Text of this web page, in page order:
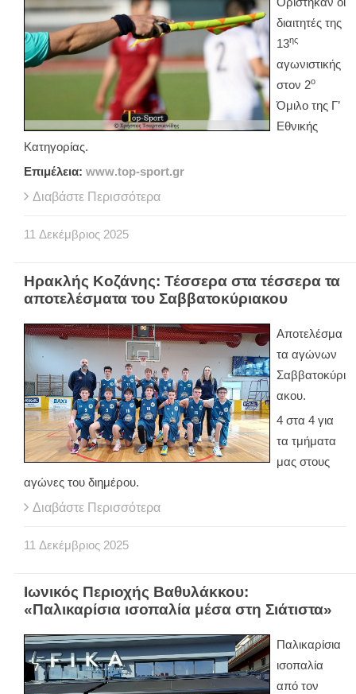
διαιτητές της
13ης
αγωνιστικής
στον 2ο
Όμιλο της Γ’
Εθνικής
Κατηγορίας.
Επιμέλεια: www.top-sport.gr
Διαβάστε Περισσότερα
11 Δεκέμβριος 2025
Ηρακλής Κοζάνης: Τέσσερα στα τέσσερα τα
αποτελέσματα του Σαββατοκύριακου
Αποτελέσμα
τα αγώνων
Σαββατοκύρι
ακου.
4 στα 4 για
τα τμήματα
μας στους
αγώνες του διημέρου.
Διαβάστε Περισσότερα
11 Δεκέμβριος 2025
Ιωνικός Περιοχής Βαθυλάκκου:
«Παλικαρίσια ισοπαλία μέσα στη Σιάτιστα»
Παλικαρίσια
ισοπαλία
από τον